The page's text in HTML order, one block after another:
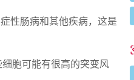
性肠病和其他疾病，这是
胞可能有很高的突变风